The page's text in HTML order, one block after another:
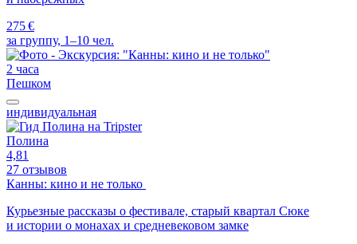
275 €
за группу, 1–10 чел.
2 часа
Пешком
индивидуальная
Полина
4,81
27 отзывов
Канны: кино и не только
Курьезные рассказы о фестивале, старый квартал Сюке
и истории о монахах и средневековом замке